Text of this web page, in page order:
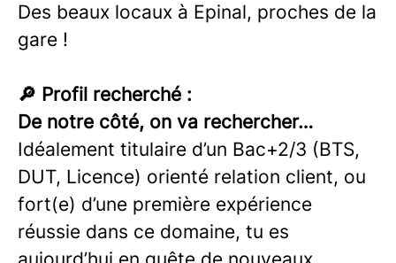
Des beaux locaux à Epinal, proches de la
gare !
🔎 Profil recherché :
De notre côté, on va rechercher…
Idéalement titulaire d’un Bac+2/3 (BTS,
DUT, Licence) orienté relation client, ou
fort(e) d’une première expérience
réussie dans ce domaine, tu es